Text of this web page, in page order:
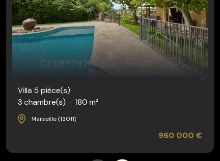
Villa 5 pièce(s)
3 chambre(s)
180 m²
Marseille (13011)
960 000 €